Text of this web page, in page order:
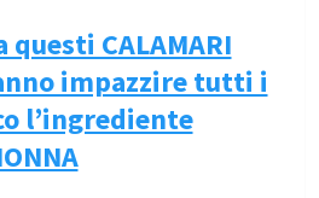
questi CALAMARI
impazzire tutti i
l’ingrediente